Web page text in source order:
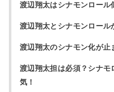
渡辺翔太はシナモンロール
渡辺翔太とシナモンロール
渡辺翔太のシナモン化が止
渡辺翔太担は必須？シナモ
気！